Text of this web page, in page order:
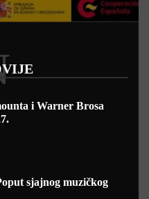
i Warner Brosa
sjajnog muzičkog